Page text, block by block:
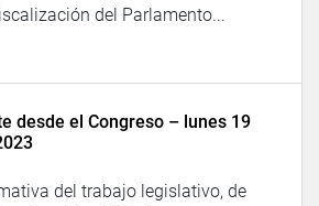
del Parlamento...
desde el Congreso – lunes 19
del trabajo legislativo, de